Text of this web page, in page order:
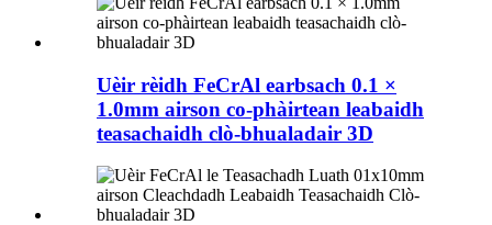
Uèir rèidh FeCrAl earbsach 0.1 ×
1.0mm airson co-phàirtean leabaidh
teasachaidh clò-bhualadair 3D